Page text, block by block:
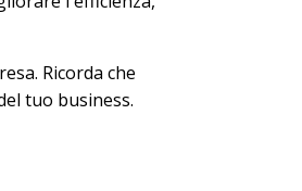
Ricorda che
tuo business.